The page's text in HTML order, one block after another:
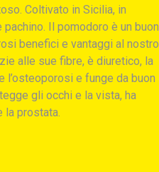
Coltivato in Sicilia, in
Il pomodoro è un buon
benefici e vantaggi al nostro
alle sue fibre, è diuretico, la
l’osteoporosi e funge da buon
gli occhi e la vista, ha
la prostata.